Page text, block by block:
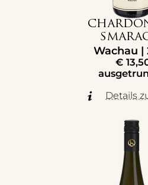
Wachau |
€
Details